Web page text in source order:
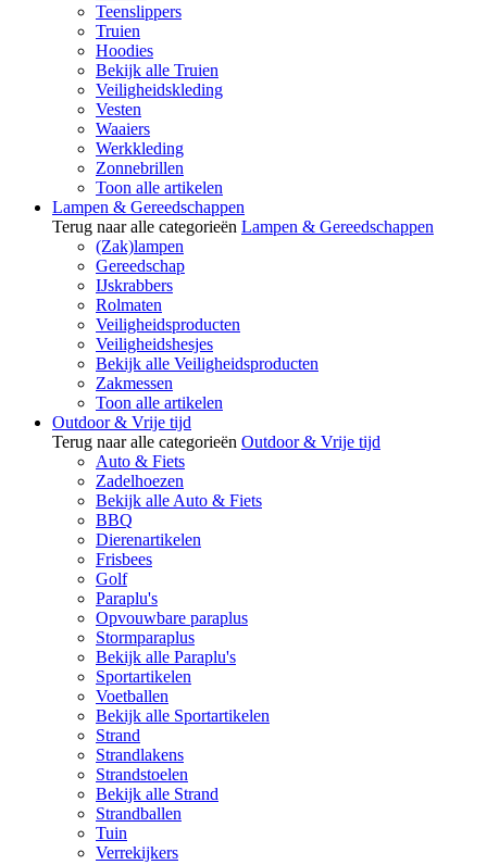
Teenslippers
Truien
Hoodies
Bekijk alle Truien
Veiligheidskleding
Vesten
Waaiers
Werkkleding
Zonnebrillen
Toon alle artikelen
Lampen & Gereedschappen
Terug naar alle categorieën Lampen & Gereedschappen
(Zak)lampen
Gereedschap
IJskrabbers
Rolmaten
Veiligheidsproducten
Veiligheidshesjes
Bekijk alle Veiligheidsproducten
Zakmessen
Toon alle artikelen
Outdoor & Vrije tijd
Terug naar alle categorieën Outdoor & Vrije tijd
Auto & Fiets
Zadelhoezen
Bekijk alle Auto & Fiets
BBQ
Dierenartikelen
Frisbees
Golf
Paraplu's
Opvouwbare paraplus
Stormparaplus
Bekijk alle Paraplu's
Sportartikelen
Voetballen
Bekijk alle Sportartikelen
Strand
Strandlakens
Strandstoelen
Bekijk alle Strand
Strandballen
Tuin
Verrekijkers